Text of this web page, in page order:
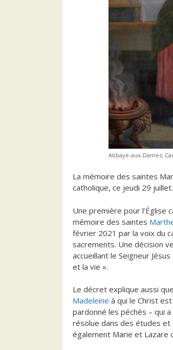
Abbaye-aux-Dames;
La mémoire des saintes
catholique, ce jeudi 29 juillet.
Une première pour l’Église
mémoire des saintes
février 2021 par la voix du
sacrements. Une décision
accueillant le Seigneur
et la vie ».
Le décret explique aussi
Madeleine à qui le Christ
pardonné les péchés – qui
résolue dans des études
également Marie et Lazare